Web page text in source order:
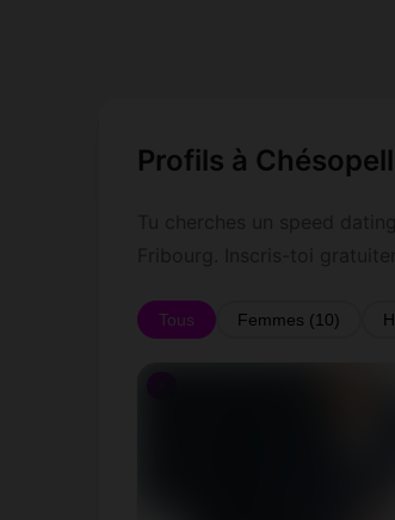
Profils à
Tous Femmes (10)